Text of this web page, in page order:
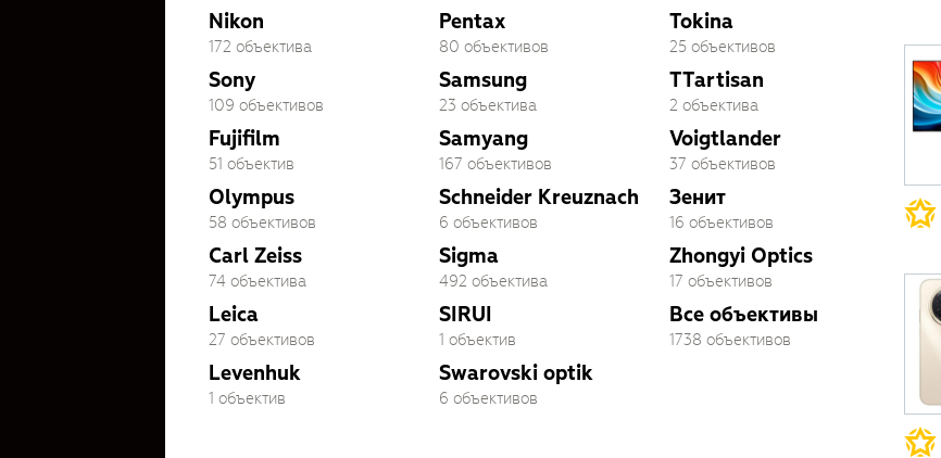
Nikon
172 объектива
Sony
109 объективов
Fujifilm
51 объектив
Olympus
58 объективов
Carl Zeiss
74 объектива
Leica
27 объективов
Levenhuk
1 объектив
Pentax
80 объективов
Samsung
23 объектива
Samyang
167 объективов
Schneider Kreuznach
6 объективов
Sigma
492 объектива
SIRUI
1 объектив
Swarovski optik
6 объективов
Tokina
25 объективов
TTartisan
2 объектива
Voigtlander
37 объективов
Зенит
16 объективов
Zhongyi Optics
17 объективов
Все объективы
1738 объективов